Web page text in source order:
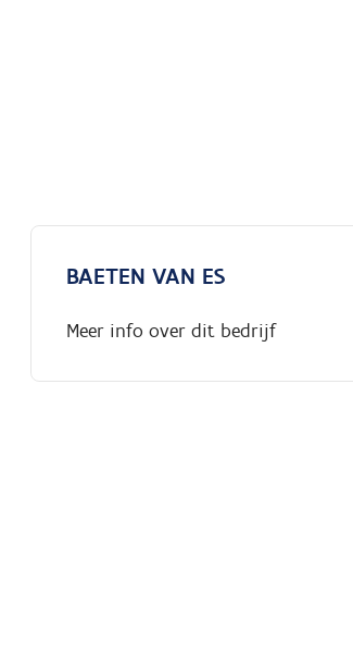
BAETEN VAN ES
Meer info over dit bedrijf